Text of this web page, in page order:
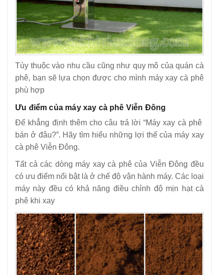
Tùy thuộc vào nhu cầu cũng như quy mô của quán cà
phê, bạn sẽ lựa chọn được cho mình máy xay cà phê
phù hợp
Ưu điểm của máy xay cà phê Viễn Đông
Để khẳng định thêm cho câu trả lời “Máy xay cà phê
bán ở đâu?”. Hãy tìm hiểu những lợi thế của máy xay
cà phê Viễn Đông.
Tất cả các dòng máy xay cà phê của Viễn Đông đều
có ưu điểm nổi bật là ở chế độ vận hành máy. Các loại
máy này đều có khả năng điều chỉnh độ mịn hạt cà
phê khi xay